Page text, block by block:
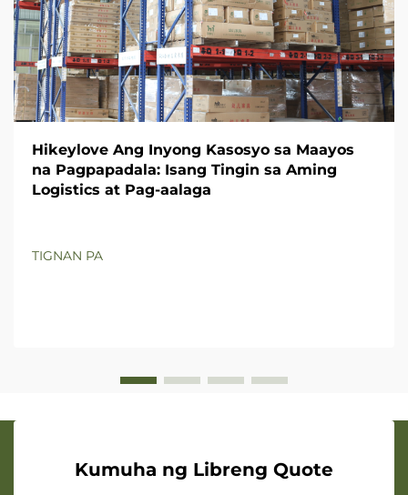
Hikeylove Ang Inyong Kasosyo sa Maayos
na Pagpapadala: Isang Tingin sa Aming
Logistics at Pag-aalaga
TIGNAN PA
Kumuha ng Libreng Quote